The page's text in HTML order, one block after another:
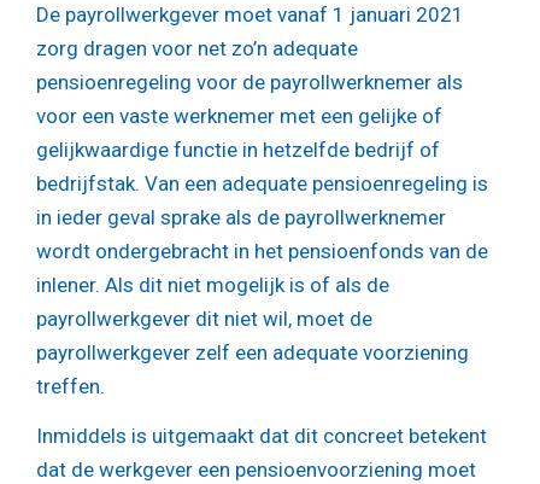
De payrollwerkgever moet vanaf 1 januari 2021
zorg dragen voor net zo’n adequate
pensioenregeling voor de payrollwerknemer als
voor een vaste werknemer met een gelijke of
gelijkwaardige functie in hetzelfde bedrijf of
bedrijfstak. Van een adequate pensioenregeling is
in ieder geval sprake als de payrollwerknemer
wordt ondergebracht in het pensioenfonds van de
inlener. Als dit niet mogelijk is of als de
payrollwerkgever dit niet wil, moet de
payrollwerkgever zelf een adequate voorziening
treffen.
Inmiddels is uitgemaakt dat dit concreet betekent
dat de werkgever een pensioenvoorziening moet